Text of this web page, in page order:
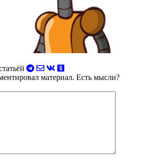
материал. Есть мысли?